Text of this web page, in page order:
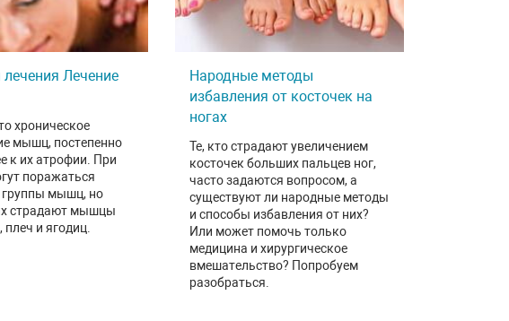
Лечение
хроническое
мышц, постепенно
к их атрофии. При
поражаться
группы мышц, но
страдают мышцы
и ягодиц.
Народные методы
избавления от косточек на
ногах
Те, кто страдают увеличением
косточек больших пальцев ног,
часто задаются вопросом, а
существуют ли народные методы
и способы избавления от них?
Или может помочь только
медицина и хирургическое
вмешательство? Попробуем
разобраться.